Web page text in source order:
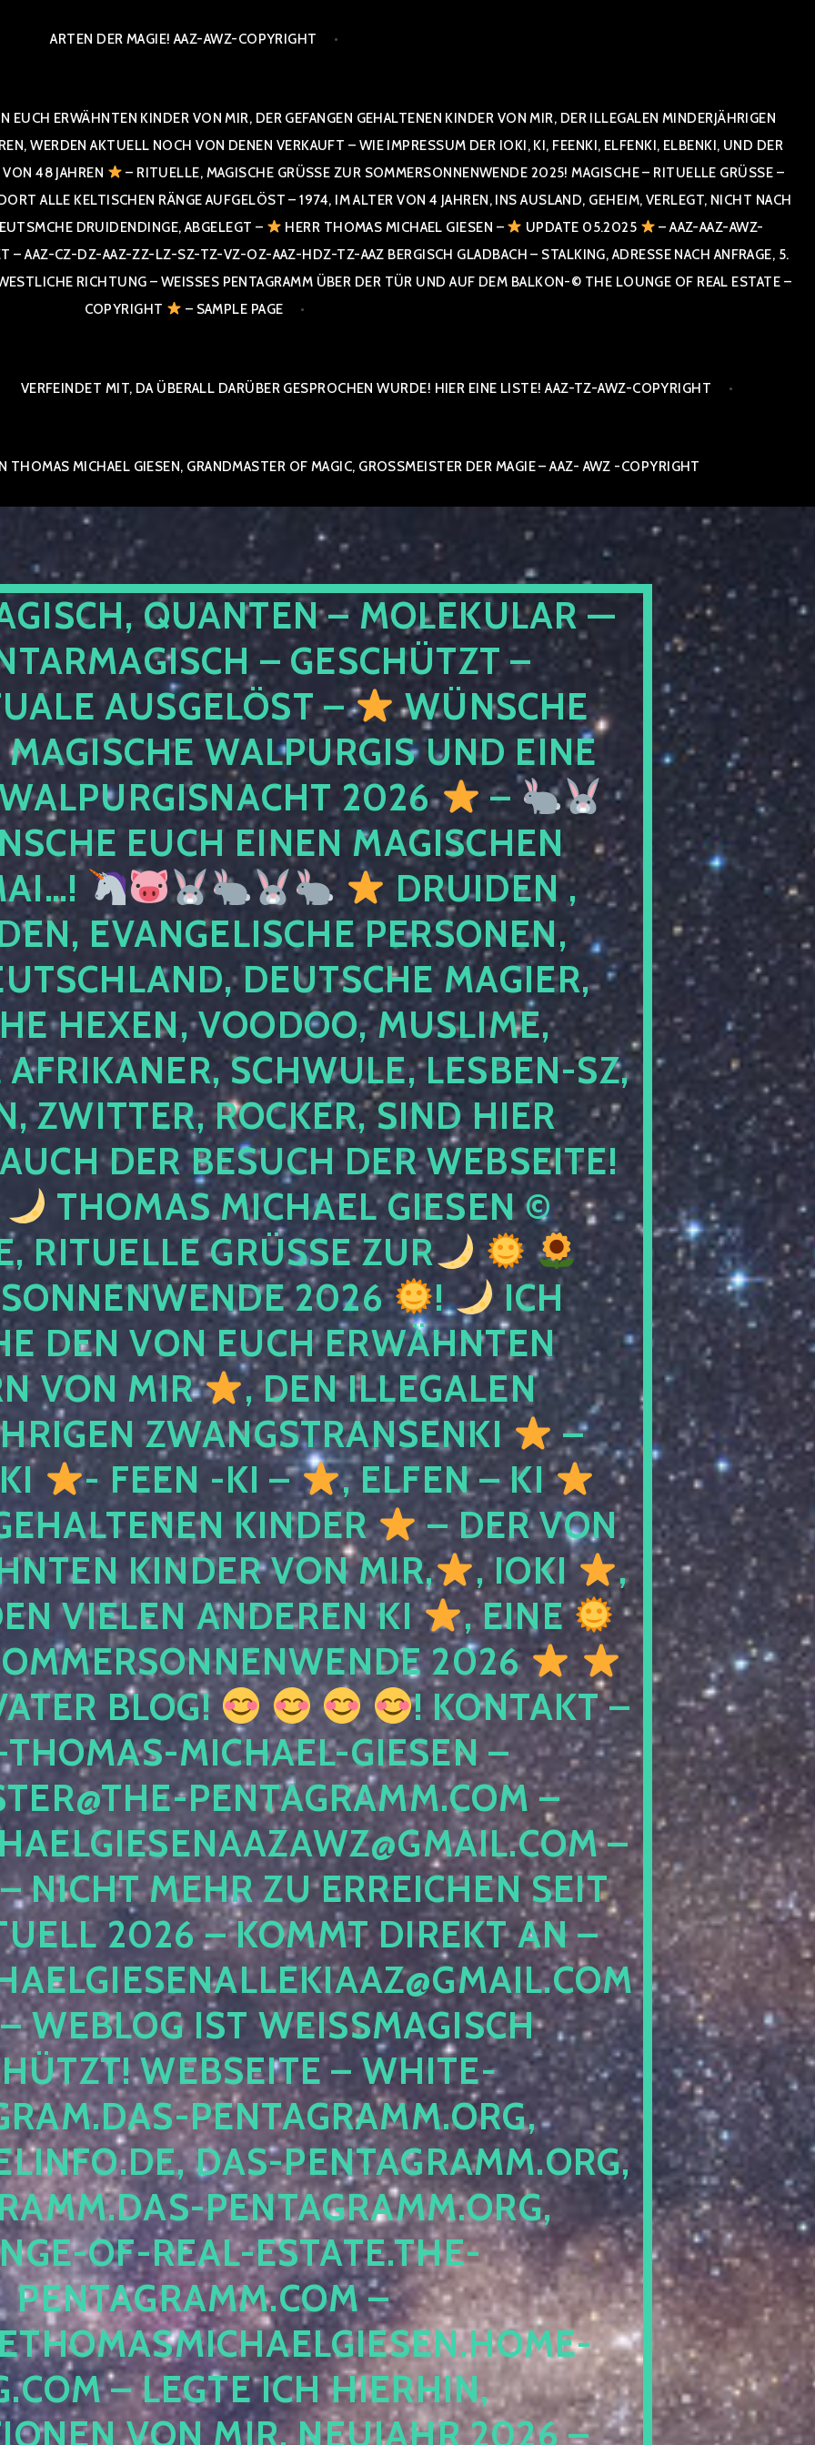
ARTEN DER MAGIE! AAZ-AWZ-COPYRIGHT
ERWÄHNTEN KINDER VON MIR, DER GEFANGEN GEHALTENEN KINDER VON MIR, DER ILLEGALEN MINDERJÄHRIGEN
WERDEN AKTUELL NOCH VON DENEN VERKAUFT – WIE IMPRESSUM DER IOKI, KI, FEENKI, ELFENKI, ELBENKI, UND DER
48 JAHREN
– RITUELLE, MAGISCHE GRÜSSE ZUR SOMMERSONNENWENDE 2025! MAGISCHE – RITUELLE GRÜSSE – GR
KELTISCHEN RÄNGE AUFGELÖST – 1974, IM ALTER VON 4 JAHREN, INS AUSLAND, GEHEIM, VERLEGT, NICHT NACH SPA
DRUIDENDINGE, ABGELEGT –
HERR THOMAS MICHAEL GIESEN – UPDATE 05.2025
– AAZ-AAZ-AWZ-
AAZ-CZ-DZ-AAZ-ZZ-LZ-SZ-TZ-VZ-OZ-AAZ-HDZ-TZ-AAZ BERGISCH GLADBACH – STALKING, ADRESSE NACH ANFRAGE, 5. E
RICHTUNG – WEISSES PENTAGRAMM ÜBER DER TÜR UND AUF DEM BALKON-© THE LOUNGE OF REAL ESTATE – CO
PYRIGHT
– SAMPLE PAGE
VERFEINDET MIT, DA ÜBERALL DARÜBER GESPROCHEN WURDE! HIER EINE LISTE! AAZ-TZ-AWZ-COPYRIGHT
THOMAS MICHAEL GIESEN, GRANDMASTER OF MAGIC, GROSSMEISTER DER MAGIE – AAZ- AWZ -COPYRIGHT
QUANTEN – MOLEKULAR —
– GESCHÜTZT –
AUSGELÖST –
WÜNSCHE
WALPURGIS UND EINE
2026
–
EUCH EINEN MAGISCHEN
DRUIDEN ,
EVANGELISCHE PERSONEN,
DEUTSCHE MAGIER,
HEXEN, VOODOO, MUSLIME,
SCHWULE, LESBEN-SZ,
ZWITTER, ROCKER, SIND HIER
DER BESUCH DER WEBSEITE!
THOMAS MICHAEL GIESEN ©
RITUELLE GRÜSSE ZUR
2026
!
ICH
DEN VON EUCH ERWÄHNTEN
VON MIR
, DEN ILLEGALEN
ZWANGSTRANSENKI
–
- FEEN -KI –
, ELFEN – KI
KINDER
– DER VON
KINDER VON MIR,
, IOKI
,
VIELEN ANDEREN KI
, EINE
2026
BLOG!
! KONTAKT –
MICHAEL-GIESEN –
PENTAGRAMM.COM –
–
NICHT MEHR ZU ERREICHEN SEIT
2026 – KOMMT DIREKT AN –
WEBLOG IST WEISSMAGISCH G
WEBSEITE – WHITE-P
PENTAGRAMM.ORG, S
DAS-PENTAGRAMM.ORG, P
PENTAGRAMM.ORG, L
OF-REAL-ESTATE.THE-P
ENTAGRAMM.COM – E
B
– LEGTE ICH HIERHIN, I
VON MIR, NEUJAHR 2026 – N